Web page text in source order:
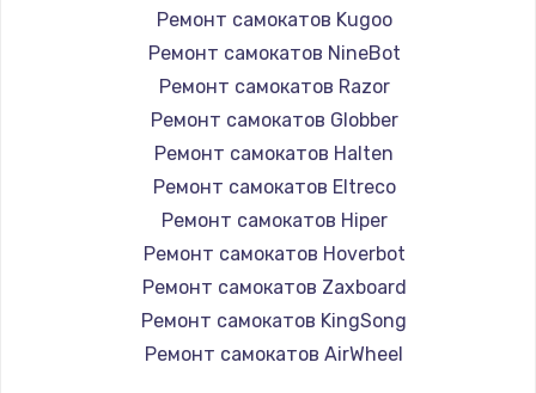
Ремонт самокатов Kugoo
Ремонт самокатов NineBot
Ремонт самокатов Razor
Ремонт самокатов Globber
Ремонт самокатов Halten
Ремонт самокатов Eltreco
Ремонт самокатов Hiper
Ремонт самокатов Hoverbot
Ремонт самокатов Zaxboard
Ремонт самокатов KingSong
Ремонт самокатов AirWheel